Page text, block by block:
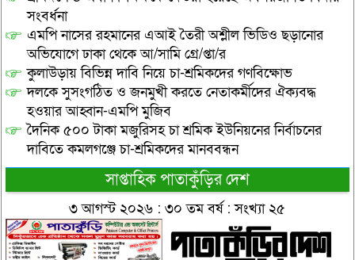
সংবর্ধনা
এমপি নাসের রহমানের এআই তৈরী অশ্লীল ভিডিও ছড়ানোর
অভিযোগে ঢাকা থেকে আ/সামি গ্রে/প্তা/র
কুলাউড়ায় বিভিন্ন দাবি নিয়ে চা-শ্রমিকদের গণবিক্ষোভ
দলকে সুসংগঠিত ও জনমুখী করতে নেতাকর্মীদের ঐক্যবদ্ধ
হওয়ার আহ্বান-এমপি মুজিব
দৈনিক ৫০০ টাকা মজুরিসহ চা শ্রমিক ইউনিয়নের নির্বাচনের
দাবিতে কমলগঞ্জে চা-শ্রমিকদের মানববন্ধন
সাপ্তাহিক পাতাকুঁড়ির দেশ
৩ আগস্ট ২০২৬ : ৩০ তম বর্ষ : সংখ্যা ২৫